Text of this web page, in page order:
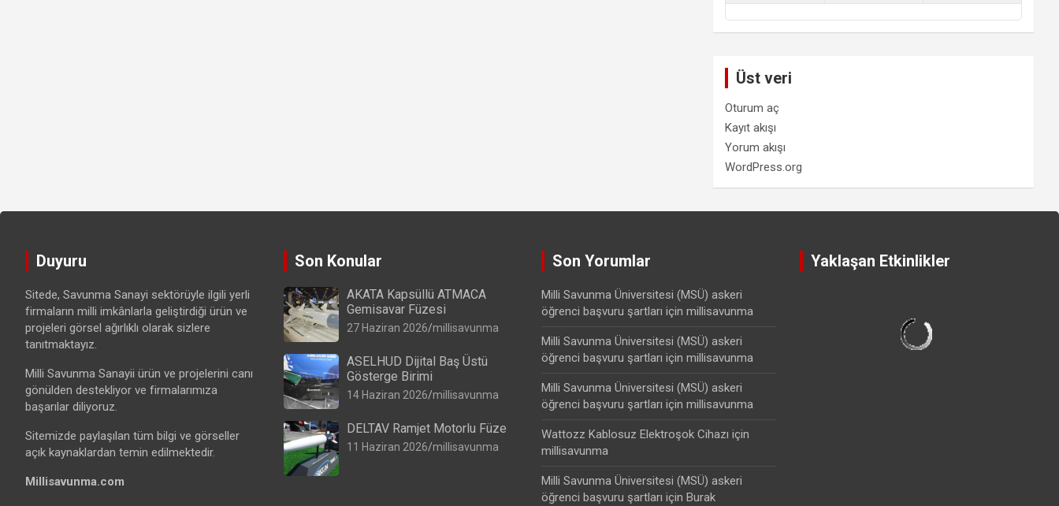
Üst veri
Oturum aç
Kayıt akışı
Yorum akışı
WordPress.org
Duyuru
Sitede, Savunma Sanayi sektörüyle ilgili yerli
firmaların milli imkânlarla geliştirdiği ürün ve
projeleri görsel ağırlıklı olarak sizlere
tanıtmaktayız.
Milli Savunma Sanayii ürün ve projelerini canı
gönülden destekliyor ve firmalarımıza
başarılar diliyoruz.
Sitemizde paylaşılan tüm bilgi ve görseller
açık kaynaklardan temin edilmektedir.
Millisavunma.com
Son Konular
AKATA Kapsüllü ATMACA
Gemisavar Füzesi
27 Haziran 2026 millisavunma
ASELHUD Dijital Baş Üstü
Gösterge Birimi
14 Haziran 2026 millisavunma
DELTAV Ramjet Motorlu Füze
11 Haziran 2026 millisavunma
Son Yorumlar
Milli Savunma Üniversitesi (MSÜ) askeri
öğrenci başvuru şartları için millisavunma
Milli Savunma Üniversitesi (MSÜ) askeri
öğrenci başvuru şartları için millisavunma
Milli Savunma Üniversitesi (MSÜ) askeri
öğrenci başvuru şartları için millisavunma
Wattozz Kablosuz Elektroşok Cihazı için
millisavunma
Milli Savunma Üniversitesi (MSÜ) askeri
öğrenci başvuru şartları için Burak
Yaklaşan Etkinlikler